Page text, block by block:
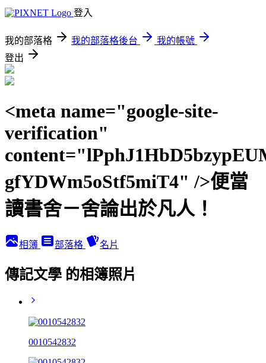
登入
我的部落格 我的部落格後台
我的帳號
登出
<meta name="google-site-
verification"
gfYDWm5oStf5miT4" />便當
讀書舍－舍論出於凡人！
相簿 部落格 名片
傳記文學 的相簿照片
0010542832